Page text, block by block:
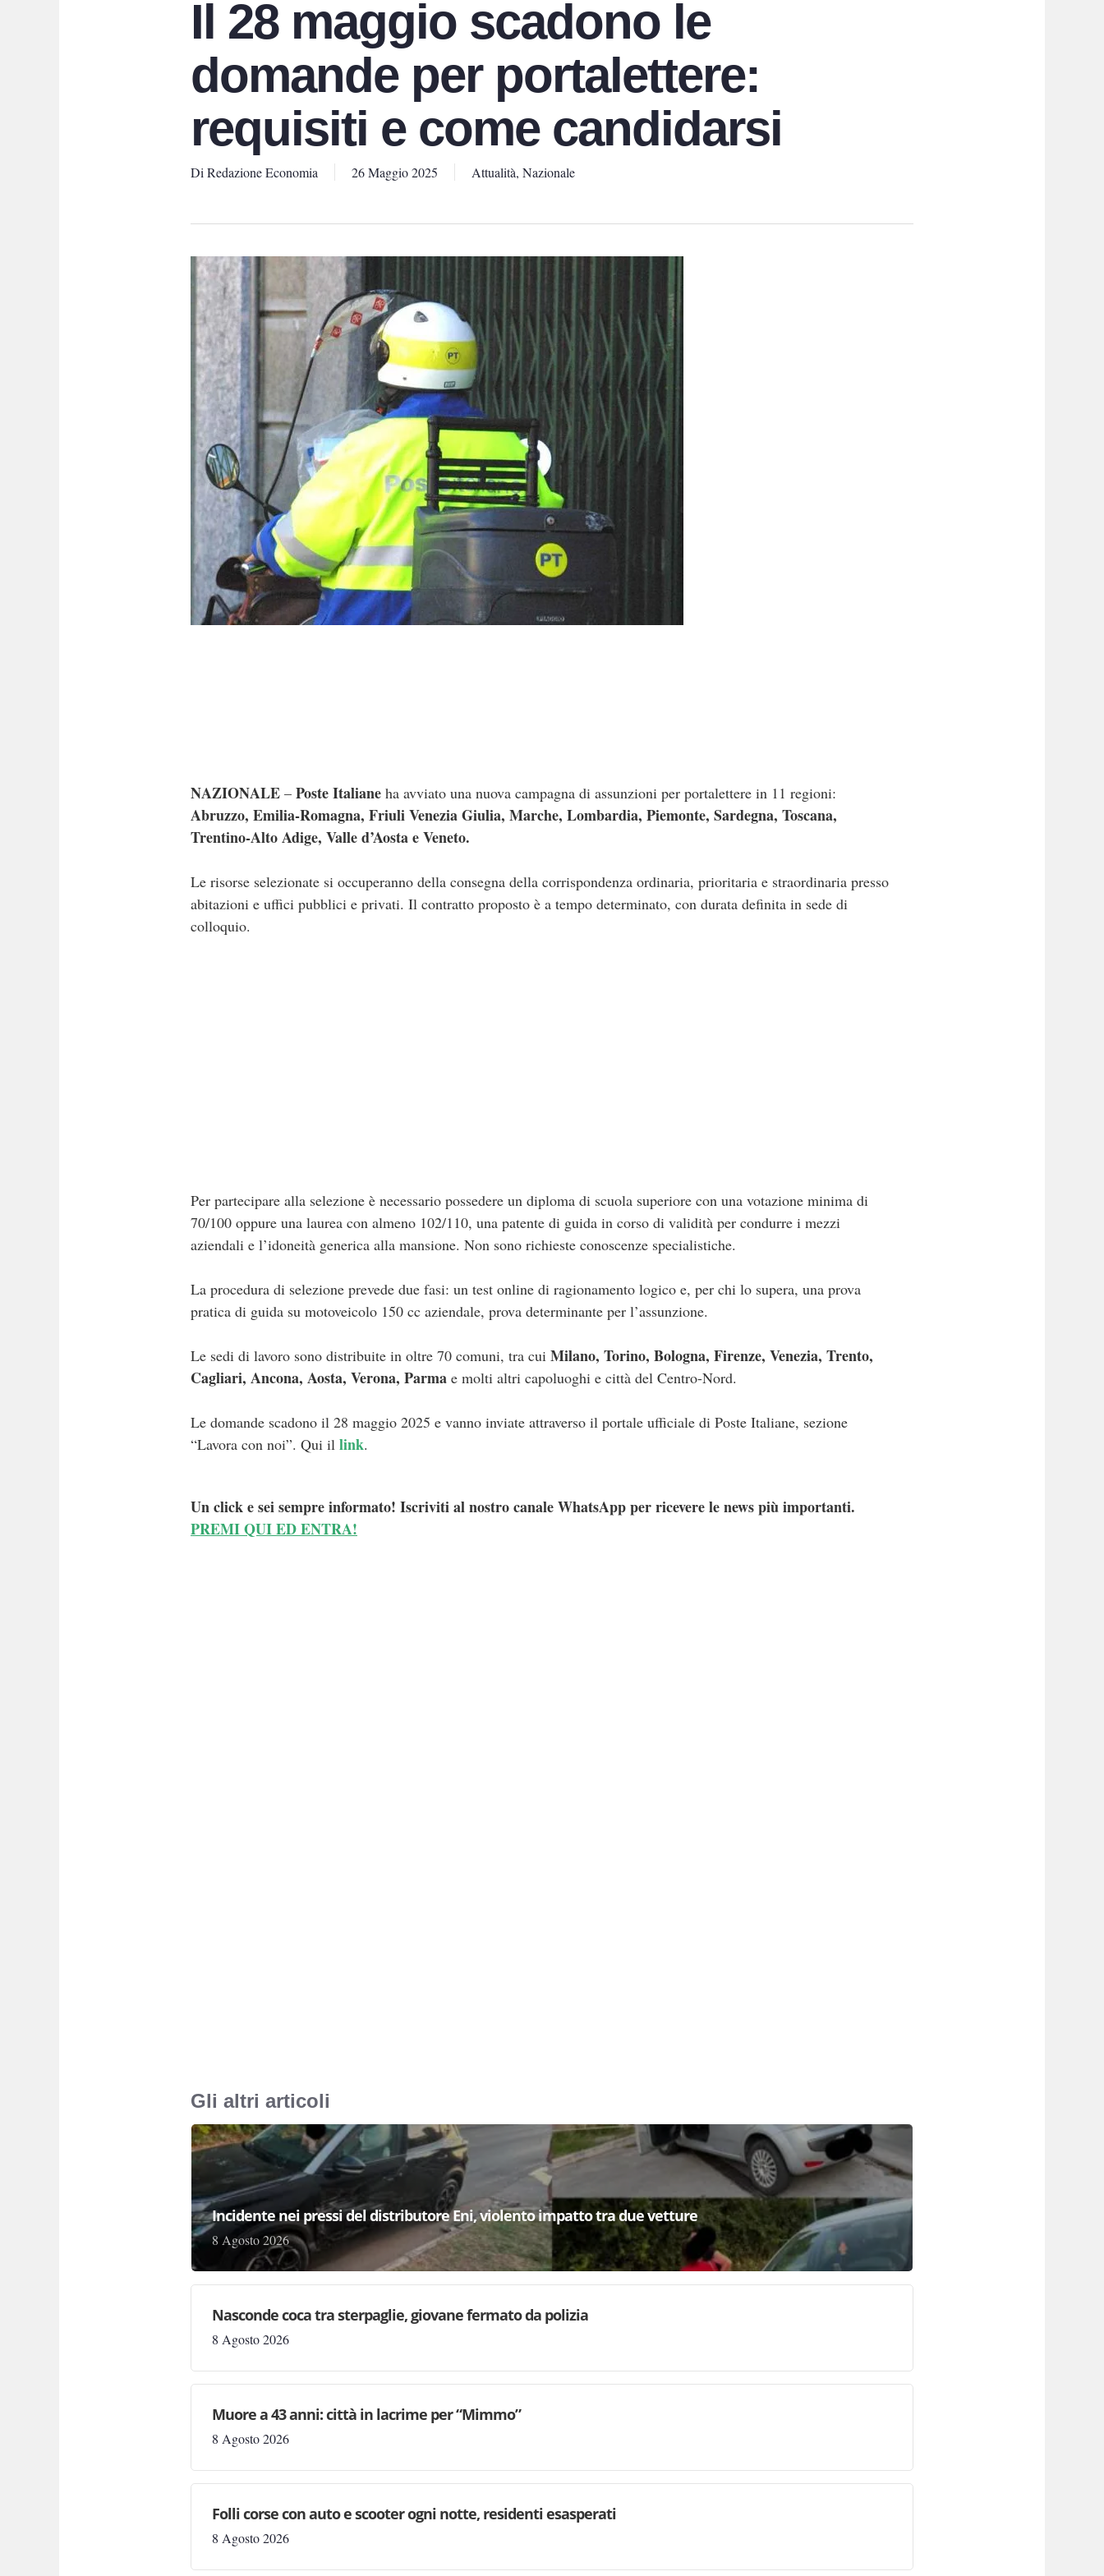
Il 28 maggio scadono le
domande per portalettere:
requisiti e come candidarsi
Di Redazione Economia 26 Maggio 2025 Attualità, Nazionale
NAZIONALE – Poste Italiane ha avviato una nuova campagna di assunzioni per portalettere in 11 regioni:
Abruzzo, Emilia-Romagna, Friuli Venezia Giulia, Marche, Lombardia, Piemonte, Sardegna, Toscana,
Trentino-Alto Adige, Valle d’Aosta e Veneto.
Le risorse selezionate si occuperanno della consegna della corrispondenza ordinaria, prioritaria e straordinaria presso
abitazioni e uffici pubblici e privati. Il contratto proposto è a tempo determinato, con durata definita in sede di
colloquio.
Per partecipare alla selezione è necessario possedere un diploma di scuola superiore con una votazione minima di
70/100 oppure una laurea con almeno 102/110, una patente di guida in corso di validità per condurre i mezzi
aziendali e l’idoneità generica alla mansione. Non sono richieste conoscenze specialistiche.
La procedura di selezione prevede due fasi: un test online di ragionamento logico e, per chi lo supera, una prova
pratica di guida su motoveicolo 150 cc aziendale, prova determinante per l’assunzione.
Le sedi di lavoro sono distribuite in oltre 70 comuni, tra cui Milano, Torino, Bologna, Firenze, Venezia, Trento,
Cagliari, Ancona, Aosta, Verona, Parma e molti altri capoluoghi e città del Centro-Nord.
Le domande scadono il 28 maggio 2025 e vanno inviate attraverso il portale ufficiale di Poste Italiane, sezione
“Lavora con noi”. Qui il link.
Un click e sei sempre informato! Iscriviti al nostro canale WhatsApp per ricevere le news più importanti.
PREMI QUI ED ENTRA!
Gli altri articoli
Incidente nei pressi del distributore Eni, violento impatto tra due vetture
8 Agosto 2026
Nasconde coca tra sterpaglie, giovane fermato da polizia
8 Agosto 2026
Muore a 43 anni: città in lacrime per “Mimmo”
8 Agosto 2026
Folli corse con auto e scooter ogni notte, residenti esasperati
8 Agosto 2026